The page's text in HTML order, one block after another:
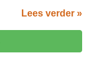
Lees verder »